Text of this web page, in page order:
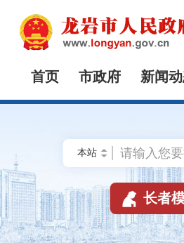
首页 市政府 新闻
 长者